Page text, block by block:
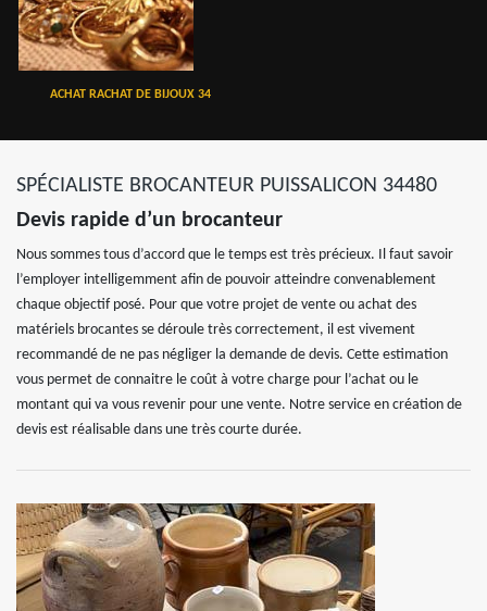
ACHAT RACHAT DE BIJOUX 34
SPÉCIALISTE BROCANTEUR PUISSALICON 34480
Devis rapide d’un brocanteur
Nous sommes tous d’accord que le temps est très précieux. Il faut savoir
l’employer intelligemment afin de pouvoir atteindre convenablement
chaque objectif posé. Pour que votre projet de vente ou achat des
matériels brocantes se déroule très correctement, il est vivement
recommandé de ne pas négliger la demande de devis. Cette estimation
vous permet de connaitre le coût à votre charge pour l’achat ou le
montant qui va vous revenir pour une vente. Notre service en création de
devis est réalisable dans une très courte durée.